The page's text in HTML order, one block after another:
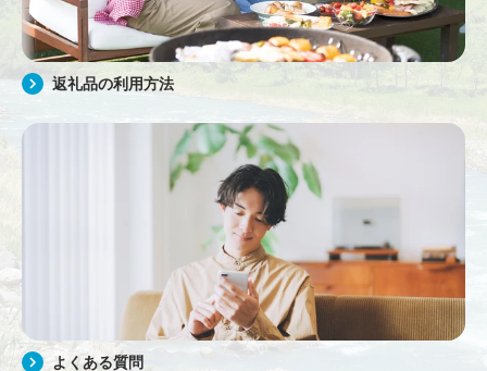
返礼品の利用方法
よくある質問